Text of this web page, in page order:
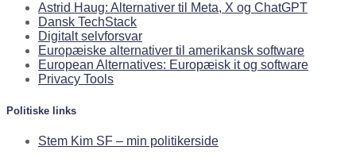
Astrid Haug: Alternativer til Meta, X og ChatGPT
Dansk TechStack
Digitalt selvforsvar
Europæiske alternativer til amerikansk software
European Alternatives: Europæisk it og software
Privacy Tools
Politiske links
Stem Kim SF – min politikerside